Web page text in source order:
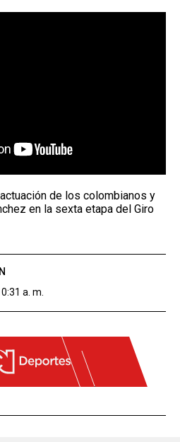
7:00 PM
de los colombianos y
en la sexta etapa del Giro
a. m.